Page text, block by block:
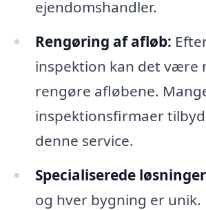
ejendomshandler.
Rengøring af afløb:
inspektion kan det være
rengøre afløbene.
inspektionsfirmaer
denne service.
Specialiserede
og hver bygning er unik.